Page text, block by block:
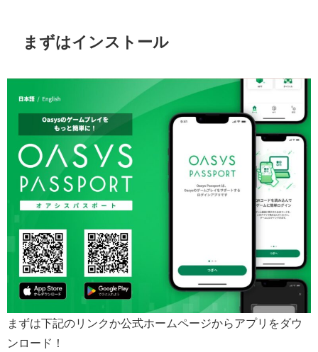
まずはインストール
まずは下記のリンクか公式ホームページからアプリをダウ
ンロード！